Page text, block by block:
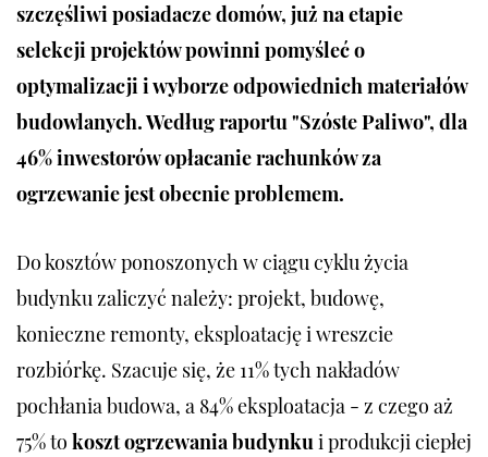
szczęśliwi posiadacze domów, już na etapie
selekcji projektów powinni pomyśleć o
optymalizacji i wyborze odpowiednich materiałów
budowlanych. Według raportu "Szóste Paliwo", dla
46% inwestorów opłacanie rachunków za
ogrzewanie jest obecnie problemem.
Do kosztów ponoszonych w ciągu cyklu życia
budynku zaliczyć należy: projekt, budowę,
konieczne remonty, eksploatację i wreszcie
rozbiórkę. Szacuje się, że 11% tych nakładów
pochłania budowa, a 84% eksploatacja - z czego aż
75% to koszt ogrzewania budynkui produkcji ciepłej